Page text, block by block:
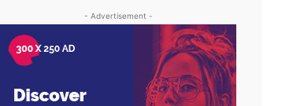
- Advertisement -